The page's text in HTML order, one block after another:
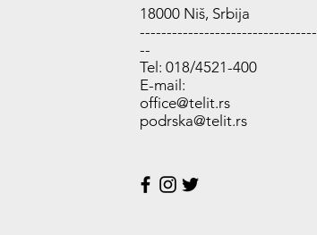
18000 Niš, Srbija
---------------------------------
--
Tel: 018/4521-400
E-mail:
office@telit.rs
podrska@telit.rs